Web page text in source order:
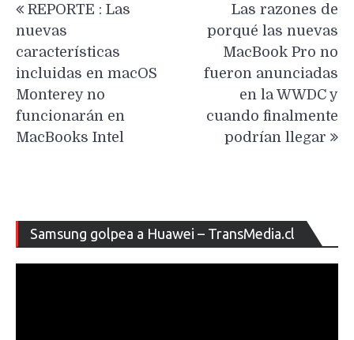
de
entradas
REPORTE : Las
nuevas
características
incluidas en macOS
Monterey no
funcionarán en
MacBooks Intel
Las razones de
porqué las nuevas
MacBook Pro no
fueron anunciadas
en la WWDC y
cuando finalmente
podrían llegar
Samsung golpea a Huawei – TransMedia.cl
de